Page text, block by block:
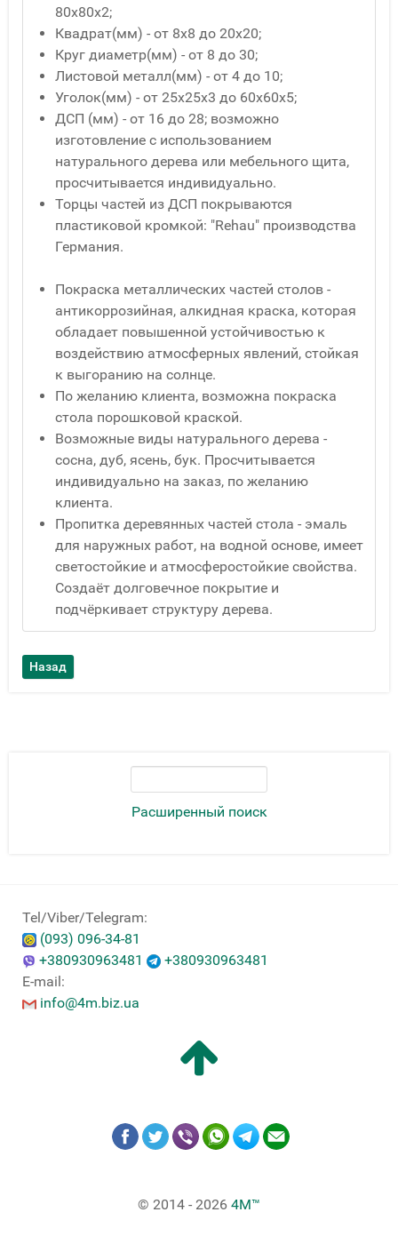
Расширенный поиск
80x80x2;
Квадрат(мм) - от 8x8 до 20x20;
Круг диаметр(мм) - от 8 до 30;
Листовой металл(мм) - от 4 до 10;
Уголок(мм) - от 25x25x3 до 60x60x5;
ДСП (мм) - от 16 до 28; возможно
изготовление с использованием
натурального дерева или мебельного щита,
просчитывается индивидуально.
Торцы частей из ДСП покрываются
пластиковой кромкой: "Rehau" производства
Германия.
Покраска металлических частей столов -
антикоррозийная, алкидная краска, которая
обладает повышенной устойчивостью к
воздействию атмосферных явлений, стойкая
к выгоранию на солнце.
По желанию клиента, возможна покраска
стола порошковой краской.
Возможные виды натурального дерева -
сосна, дуб, ясень, бук. Просчитывается
индивидуально на заказ, по желанию
клиента.
Пропитка деревянных частей стола - эмаль
для наружных работ, на водной основе, имеет
светостойкие и атмосферостойкие свойства.
Создаёт долговечное покрытие и
подчёркивает структуру дерева.
Tel/Viber/Telegram:
(093) 096-34-81
+380930963481
+380930963481
E-mail:
info@4m.biz.ua
© 2014 - 2026 4M™